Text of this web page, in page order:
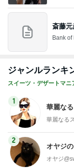
斎藤
Bank of
ジャンルランキ
スイーツ・デザートマニ
1
華麗な
華麗なる
2
オヤジ
オヤジ